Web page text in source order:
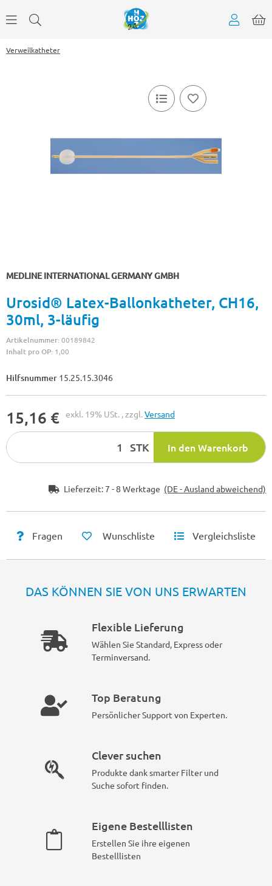
Verweilkatheter
MEDLINE INTERNATIONAL GERMANY GMBH
Urosid® Latex-Ballonkatheter, CH16,
30ml, 3-läufig
Artikelnummer:00189842
Inhalt pro OP: 1,00
Hilfsnummer 15.25.15.3046
15,16 € exkl. 19% USt. , zzgl.Versand
STK In den Warenkorb
Lieferzeit:7 - 8 Werktage (DE - Ausland abweichend)
Fragen Wunschliste Vergleichsliste
DAS KÖNNEN SIE VON UNS ERWARTEN
Flexible Lieferung
Wählen Sie Standard, Express oder
Terminversand.
Top Beratung
Persönlicher Support von Experten.
Clever suchen
Produkte dank smarter Filter und
Suche sofort finden.
Eigene Bestelllisten
Erstellen Sie ihre eigenen
Bestelllisten